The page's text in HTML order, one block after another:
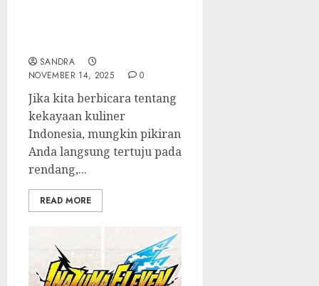
SANDRA
NOVEMBER 14, 2025
0
Jika kita berbicara tentang
kekayaan kuliner
Indonesia, mungkin pikiran
Anda langsung tertuju pada
rendang,...
READ MORE